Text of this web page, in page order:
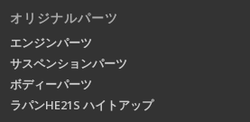
オリジナルパーツ
エンジンパーツ
サスペンションパーツ
ボディーパーツ
ラパンHE21S ハイトアップ